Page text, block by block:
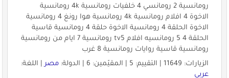
رومانسية 2 رومانسي 4 خلفيات رومانسية 4k رومانسية
الاخوة 4 افلام رومانسية 4k رومانسية هوا رونغ 4 رومانسية
الاخوة الحلقة 4 رومانسية الاخوة حلقة 4 رومانسية قاسية
الحلقة 4 5 رومانسيه افلام tv5 رومانسية 7 ايام من رومانسية
رومانسية قاسية روايات رومانسية 8 غرب
الزيارات: 11649 | التقييم: 5 | المقيّمين: 6 | الدولة:
مصر| اللغة:
عربي